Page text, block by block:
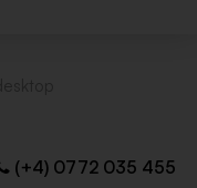
(+4) 0772 035 455